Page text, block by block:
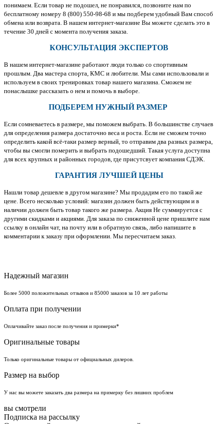
понимаем. Если товар не подошел, не понравился, позвоните нам по
бесплатному номеру 8 (800) 550-98-68 и мы подберем удобный Вам способ
обмена или возврата. В нашем интернет-магазине Вы можете сделать это в
течение 30 дней с момента получения заказа.
КОНСУЛЬТАЦИЯ ЭКСПЕРТОВ
В нашем интернет-магазине работают люди только со спортивным
прошлым. Два мастера спорта, КМС и любители. Мы сами использовали и
используем в своих тренировках товар нашего магазина. Сможем не
понаслышке рассказать о нем и помочь в выборе.
ПОДБЕРЕМ НУЖНЫЙ РАЗМЕР
Если сомневаетесь в размере, мы поможем выбрать. В большинстве случаев
для определения размера достаточно веса и роста. Если не сможем точно
определить какой всё-таки размер верный, то отправим два разных размера,
чтобы вы смогли померить и выбрать подошедший. Такая услуга доступна
для всех крупных и районных городов, где присутсвует компания СДЭК.
ГАРАНТИЯ ЛУЧШЕЙ ЦЕНЫ
Нашли товар дешевле в другом магазине? Мы продадим его по такой же
цене. Всего несколько условий: магазин должен быть действующим и в
наличии должен быть товар такого же размера. Акция Не суммируется с
другими скидками и акциями. Для заказа по сниженной цене пришлите нам
ссылку в онлайн чат, на почту или в обратную связь, либо напишите в
комментарии к заказу при оформлении. Мы пересчитаем заказ.
Надежный магазин
Более 5000 положительных отзывов и 85000 заказов за 10 лет работы
Оплата при получении
Оплачивайте заказ после получения и примерки*
Оригинальные товары
Только оригинальные товары от официальных дилеров.
Размер на выбор
У нас вы можете заказать два размера на примерку без лишних проблем
вы смотрели
Подписка на рассылку